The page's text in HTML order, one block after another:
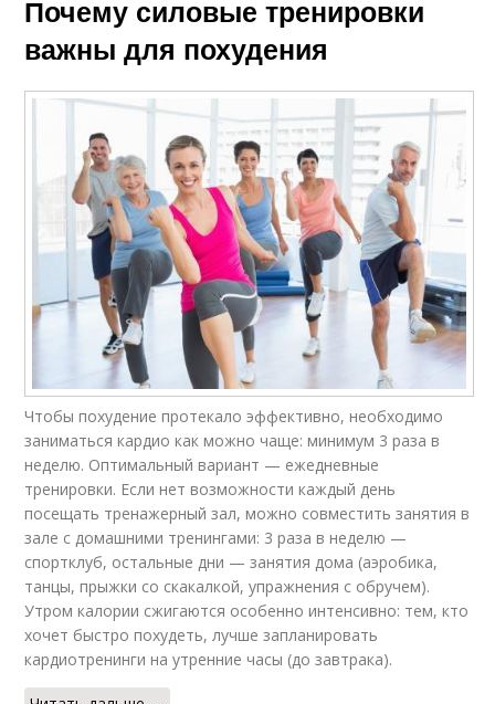
Почему силовые тренировки
важны для похудения
Чтобы похудение протекало эффективно, необходимо
заниматься кардио как можно чаще: минимум 3 раза в
неделю. Оптимальный вариант — ежедневные
тренировки. Если нет возможности каждый день
посещать тренажерный зал, можно совместить занятия в
зале с домашними тренингами: 3 раза в неделю —
спортклуб, остальные дни — занятия дома (аэробика,
танцы, прыжки со скакалкой, упражнения с обручем).
Утром калории сжигаются особенно интенсивно: тем, кто
хочет быстро похудеть, лучше запланировать
кардиотренинги на утренние часы (до завтрака).